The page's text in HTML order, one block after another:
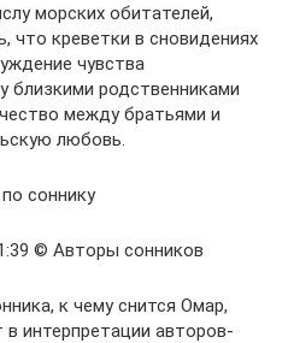
морских обитателей,
что креветки в сновидениях
чувства
близкими родственниками
между братьями и
любовь.
соннику
© Авторы сонников
к чему снится Омар,
интерпретации авторов-